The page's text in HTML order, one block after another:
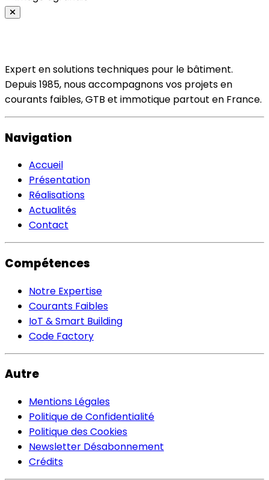
Expert en solutions techniques pour le bâtiment.
Depuis 1985, nous accompagnons vos projets en
courants faibles, GTB et immotique partout en France.
Navigation
Accueil
Présentation
Réalisations
Actualités
Contact
Compétences
Notre Expertise
Courants Faibles
IoT & Smart Building
Code Factory
Autre
Mentions Légales
Politique de Confidentialité
Politique des Cookies
Newsletter Désabonnement
Crédits